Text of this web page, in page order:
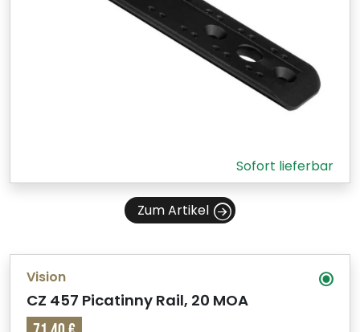
Sofort lieferbar
Zum Artikel
Vision
CZ 457 Picatinny Rail, 20 MOA